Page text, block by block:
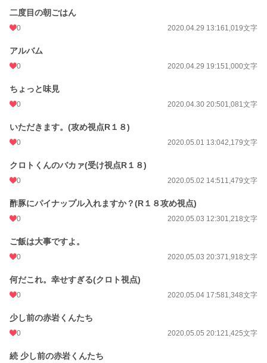
二度目の朝ごはん
0 2020.04.29 13:161,019文字
アルバム
0 2020.04.29 19:151,000文字
ちょっと味見
0 2020.04.30 20:501,081文字
いただきます。(攻め視点R１８)
0 2020.05.01 13:042,179文字
クロトくんのバカァ(受け視点R１８)
0 2020.05.02 14:511,479文字
酢豚にパイナップル入れますか？(R１８攻め視点)
0 2020.05.03 12:301,218文字
ご飯は大事ですよ。
0 2020.05.03 20:371,918文字
何だこれ。幸せすぎる(クロト視点)
0 2020.05.04 17:581,348文字
少し前の赤岩くんたち
0 2020.05.05 20:121,425文字
続 少し前の赤岩くんたち